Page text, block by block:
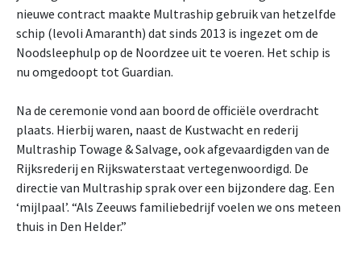
nieuwe contract maakte Multraship gebruik van hetzelfde
schip (levoli Amaranth) dat sinds 2013 is ingezet om de
Noodsleephulp op de Noordzee uit te voeren. Het schip is
nu omgedoopt tot Guardian.
Na de ceremonie vond aan boord de officiële overdracht
plaats. Hierbij waren, naast de Kustwacht en rederij
Multraship Towage & Salvage, ook afgevaardigden van de
Rijksrederij en Rijkswaterstaat vertegenwoordigd. De
directie van Multraship sprak over een bijzondere dag. Een
‘mijlpaal’. “Als Zeeuws familiebedrijf voelen we ons meteen
thuis in Den Helder.”